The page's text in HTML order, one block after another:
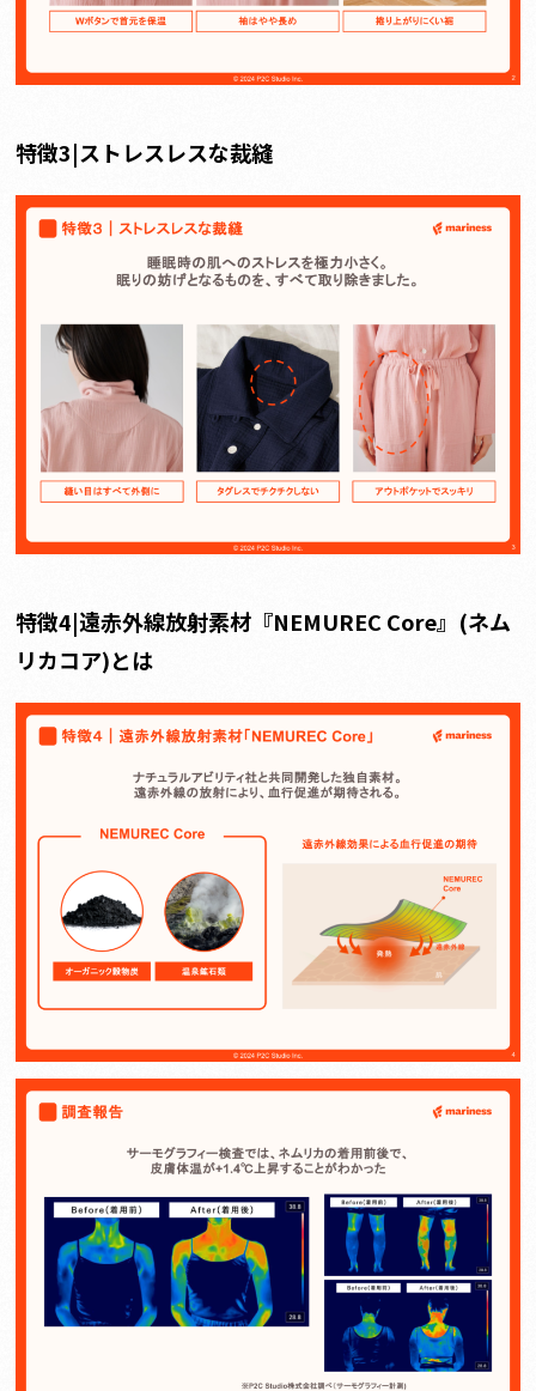
特徴3|ストレスレスな裁縫
特徴4|遠赤外線放射素材『NEMUREC Core』(ネム
リカコア)とは